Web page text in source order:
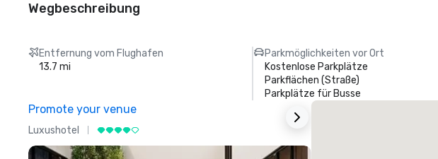
Wegbeschreibung
Entfernung vom Flughafen
13.7 mi
Parkmöglichkeiten vor Ort
Kostenlose Parkplätze
Parkflächen (Straße)
Parkplätze für Busse
Promote your venue
Luxushotel